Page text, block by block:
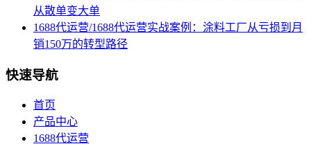
从散单变大单
1688代运营/1688代运营实战案例：涂料工厂从亏损到月
销150万的转型路径
快速导航
首页
产品中心
1688代运营